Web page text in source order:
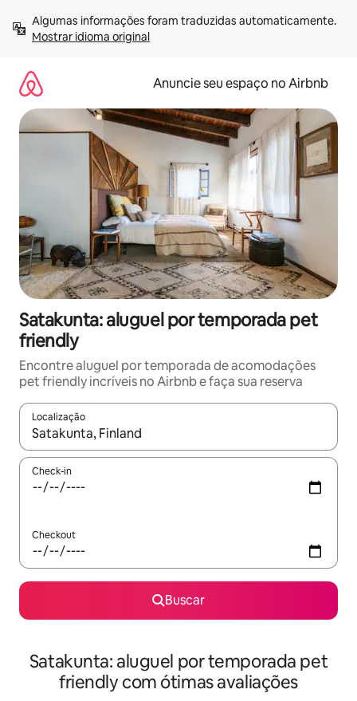
para
Mostrar idioma original
Anuncie seu espaço no Airbnb
Satakunta: aluguel por temporada pet
friendly
Encontre aluguel por temporada de acomodações
pet friendly incríveis no Airbnb e faça sua reserva
Localização
Quando os resultados estiverem disponíveis, explore-os
Check-in
Checkout
Buscar
Satakunta: aluguel por temporada pet
friendly com ótimas avaliações